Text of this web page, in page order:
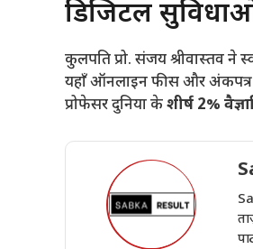
​डिजिटल सुविधाओं
​कुलपति प्रो. संजय श्रीवास्तव ने
यहाँ ऑनलाइन फीस और अंकपत्र
प्रोफेसर दुनिया केशीर्ष 2%